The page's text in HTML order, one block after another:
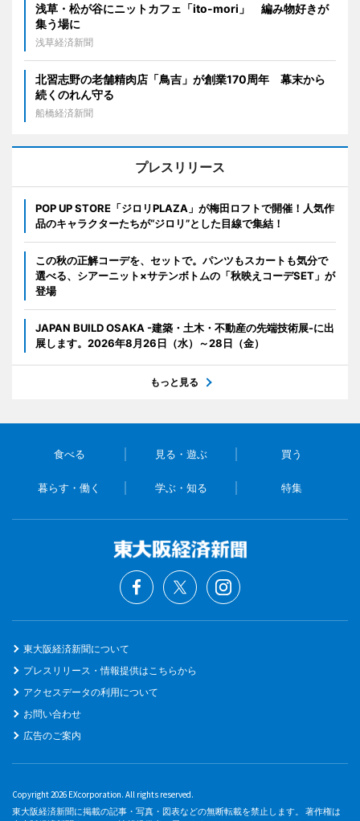
浅草・松が谷にニットカフェ「ito-mori」 編み物好きが
集う場に
浅草経済新聞
北習志野の老舗精肉店「鳥吉」が創業170周年 幕末から
続くのれん守る
船橋経済新聞
プレスリリース
POP UP STORE「ジロリPLAZA」が梅田ロフトで開催！人気作
品のキャラクターたちが“ジロリ”とした目線で集結！
この秋の正解コーデを、セットで。パンツもスカートも気分で
選べる、シアーニット×サテンボトムの「秋映えコーデSET」が
登場
JAPAN BUILD OSAKA -建築・土木・不動産の先端技術展-に出
展します。2026年8月26日（水）～28日（金）
もっと見る
食べる 見る・遊ぶ 買う
暮らす・働く 学ぶ・知る 特集
東大阪経済新聞について
プレスリリース・情報提供はこちらから
アクセスデータの利用について
お問い合わせ
広告のご案内
Copyright 2026 EXcorporation. All rights reserved.
東大阪経済新聞に掲載の記事・写真・図表などの無断転載を禁止します。 著作権は